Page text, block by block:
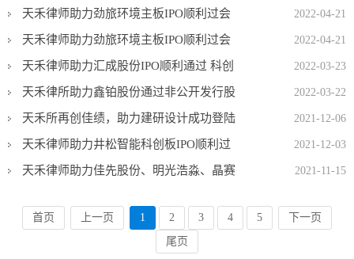
科创板 2022-04-21
天禾律师助力劲旅环境主板IPO顺利过会
2022-04-21
天禾律师助力劲旅环境主板IPO顺利过会
2022-03-23
天禾律师助力汇成股份IPO顺利通过 科创
板上市委审核 2022-03-22
天禾律所助力鑫铂股份通过非公开发行股
票审核 2021-12-06
天禾所再创佳绩，助力建研设计成功登陆
创业板 2021-12-03
天禾律师助力井松智能科创板IPO顺利过
会 2021-11-15
天禾律师助力佳先股份、明光浩淼、晶赛
首页 上一页 1 2 3 4 5
下一页
尾页